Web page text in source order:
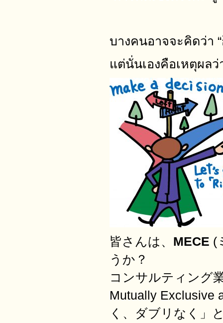
บางคนอาจจะคิดว่า
แต่นั่นเองคือเหตุผล
皆さんは、 MECE (
うか？
コンサルティング
Mutually Exclusive
く、ダブリなく」